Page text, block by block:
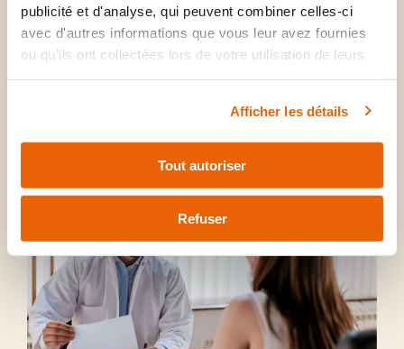
publicité et d'analyse, qui peuvent combiner celles-ci
avec d'autres informations que vous leur avez fournies
ou qu'ils ont collectées lors de votre utilisation de leurs
Afficher les détails
Tout autoriser
Refuser
Rejoignez-nous